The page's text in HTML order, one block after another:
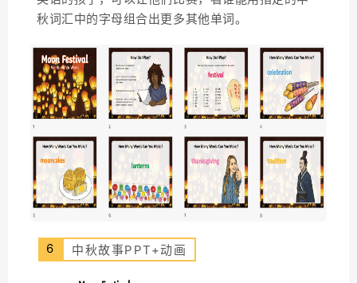
秋词汇中的字母组合出更多其他单词。
6 中秋故事PPT+动画